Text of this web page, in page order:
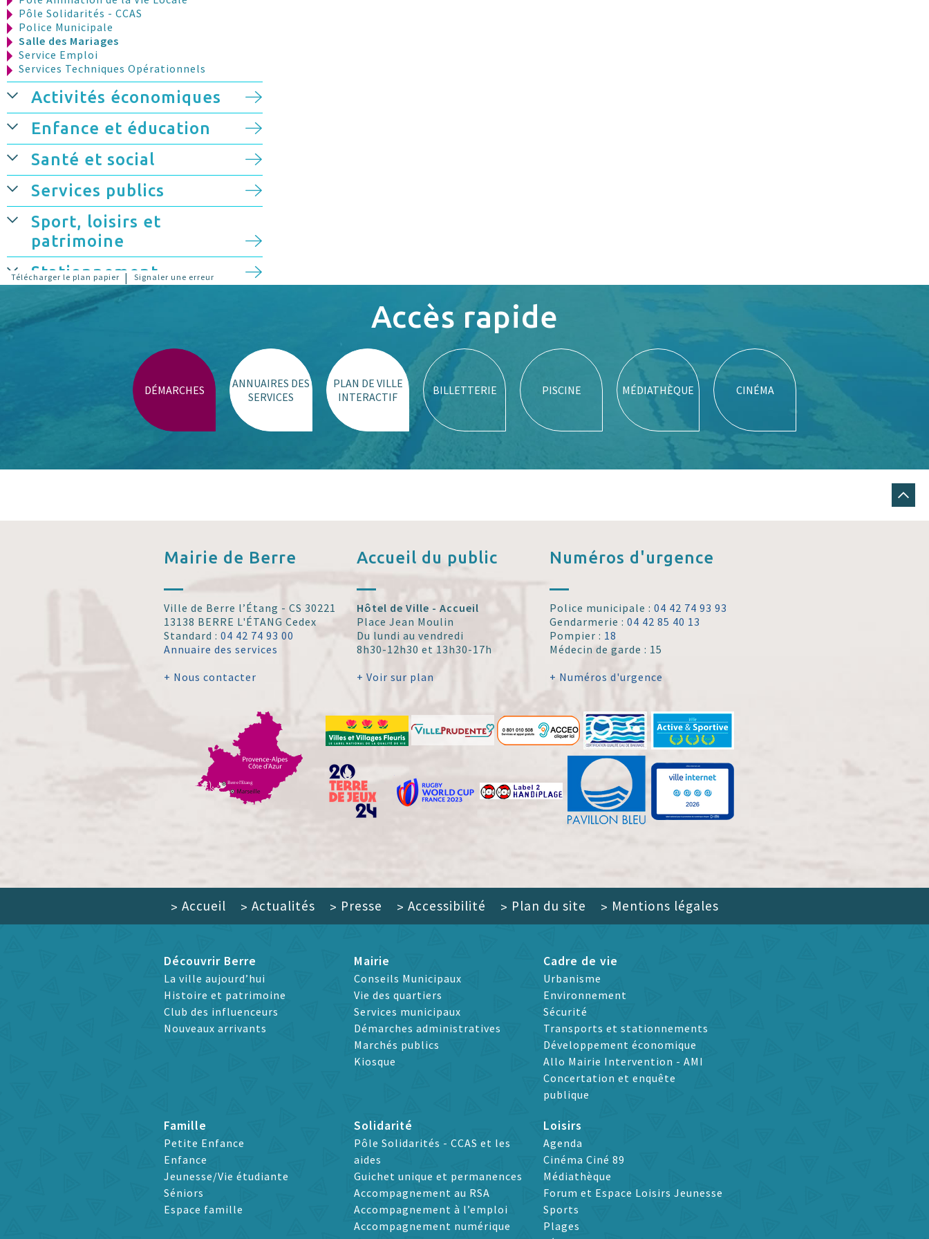
Pôle Solidarités - CCAS
Police Municipale
Salle des Mariages
Service Emploi
Services Techniques Opérationnels
Activités économiques
Enfance et éducation
Santé et social
Services publics
Sport, loisirs et
patrimoine
Stationnement
Trouver un lieu
Télécharger le plan papier | Signaler une erreur
Accès rapide
DÉMARCHES
ANNUAIRES DES
SERVICES
PLAN DE VILLE
INTERACTIF
BILLETTERIE PISCINE MÉDIATHÈQUE CINÉMA
Mairie de Berre
Ville de Berre l’Étang - CS 30221
13138 BERRE L'ÉTANG Cedex
Standard :04 42 74 93 00
Annuaire des services
+ Nous contacter
Accueil du public
Hôtel de Ville - Accueil
Place Jean Moulin
Du lundi au vendredi
8h30-12h30 et 13h30-17h
+ Voir sur plan
Numéros d'urgence
Police municipale :04 42 74 93 93
Gendarmerie :04 42 85 40 13
Pompier : 18
Médecin de garde : 15
+ Numéros d'urgence
> Accueil > Actualités > Presse > Accessibilité > Plan du site > Mentions légales
Découvrir Berre
La ville aujourd’hui
Histoire et patrimoine
Club des influenceurs
Nouveaux arrivants
Mairie
Conseils Municipaux
Vie des quartiers
Services municipaux
Démarches administratives
Marchés publics
Kiosque
Cadre de vie
Urbanisme
Environnement
Sécurité
Transports et stationnements
Développement économique
Allo Mairie Intervention - AMI
Concertation et enquête
publique
Famille
Petite Enfance
Enfance
Jeunesse/Vie étudiante
Séniors
Espace famille
Solidarité
Pôle Solidarités - CCAS et les
aides
Guichet unique et permanences
Accompagnement au RSA
Accompagnement à l’emploi
Accompagnement numérique
Loisirs
Agenda
Cinéma Ciné 89
Médiathèque
Forum et Espace Loisirs Jeunesse
Sports
Plages